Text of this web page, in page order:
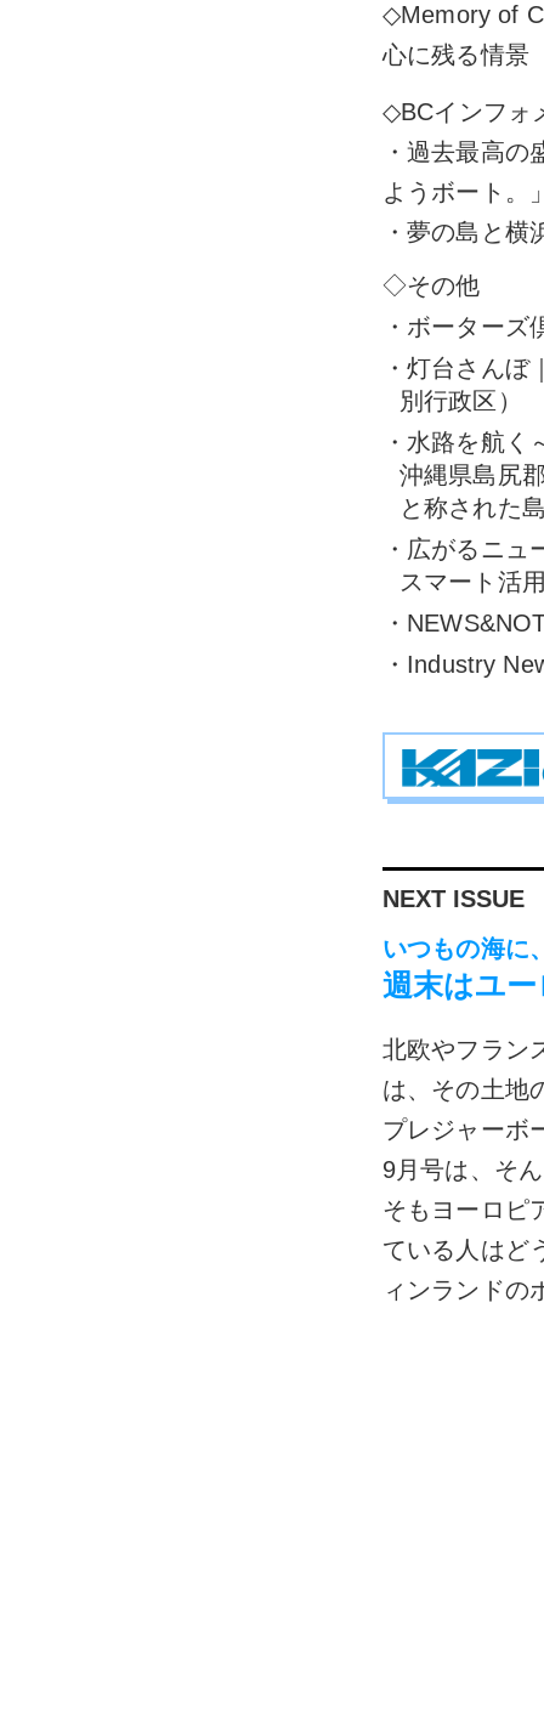
◇Memory of
心に残る情景
◇BCインフォ
・過去最高
ようボート。
・夢の島と
◇その他
・ボーターズ
・灯台さん
別行政区）
・水路を航く
沖縄県島尻
と称された
・広がるニ
スマート活
・
・Industry
NEXT ISSUE
いつもの海に
週末はユ
北欧やフラン
は、その土地
プレジャーボ
9月号は、そ
そもヨーロピ
ている人はど
ィンランドの